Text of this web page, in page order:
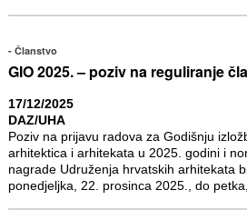
Članstvo
GIO 2025. – poziv na reguliranje
17/12/2025
DAZ/UHA
Poziv na prijavu radova za Godišnju
arhitektica i arhitekata u 2025. godini i
nagrade Udruženja hrvatskih arhitekata
ponedjeljka, 22. prosinca 2025., do